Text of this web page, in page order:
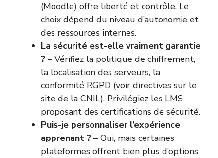
(Moodle) offre liberté et contrôle. Le
choix dépend du niveau d’autonomie et
des ressources internes.
La sécurité est-elle vraiment garantie
? – Vérifiez la politique de chiffrement,
la localisation des serveurs, la
conformité RGPD (voir directives sur le
site de la CNIL). Privilégiez les LMS
proposant des certifications de sécurité.
Puis-je personnaliser l’expérience
apprenant ? – Oui, mais certaines
plateformes offrent bien plus d’options